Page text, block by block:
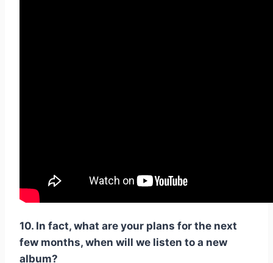
10. In fact, what are your plans for the next
few months, when will we listen to a new
album?